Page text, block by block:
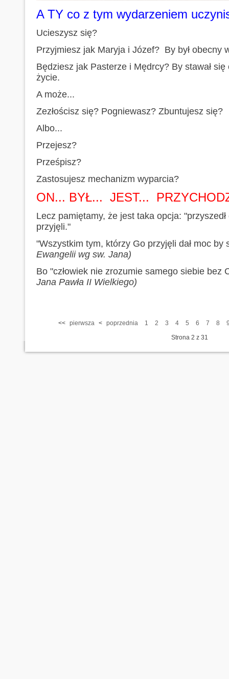
A TY co z tym wydarzeniem
Ucieszysz się?
Przyjmiesz jak Maryja i Józef? By był obecny
Będziesz jak Pasterze i Mędrcy? By stawał
życie.
A może...
Zezłościsz się? Pogniewasz? Zbuntujesz się?
Albo...
Przejesz?
Prześpisz?
Zastosujesz mechanizm wyparcia?
ON... BYŁ... JEST...
Lecz pamiętamy, że jest taka opcja:
przyjęli."
"Wszystkim tym, którzy Go przyjęli dał moc
Ewangelii wg sw. Jana)
Bo "człowiek nie zrozumie samego siebie bez
Jana Pawła II Wielkiego)
<< pierwsza < poprzednia 1 2 3 4 5 6 7 8
Strona 2 z 31